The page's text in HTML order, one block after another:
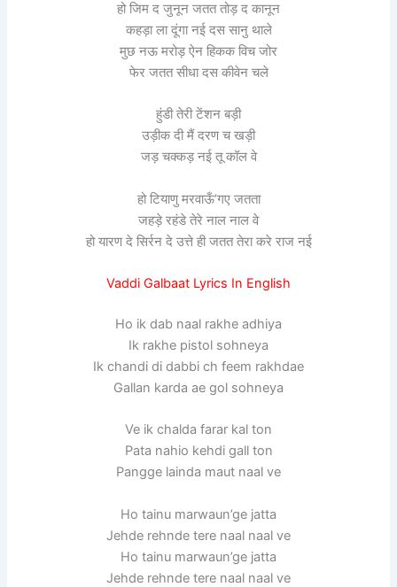
हो जिम द जुनून जतत तोड़ द कानून
कहड़ा ला दूंगा नई दस सानु थाले
मुछ नऊ मरोड़ ऐन हिकक विच जोर
फेर जतत सीधा दस कीवेन चले
हुंडी तेरी टेंशन बड़ी
उड़ीक दी मैं दरण च खड़ी
जड़ चक्कड़ नई तू कॉल वे
हो टियाणु मरवाऊँ’गए जतता
जहड़े रहंडे तेरे नाल नाल वे
हो यारण दे सिर्रन दे उत्ते ही जतत तेरा करे राज नई
Vaddi Galbaat Lyrics In English
Ho ik dab naal rakhe adhiya
Ik rakhe pistol sohneya
Ik chandi di dabbi ch feem rakhdae
Gallan karda ae gol sohneya
Ve ik chalda farar kal ton
Pata nahio kehdi gall ton
Pangge lainda maut naal ve
Ho tainu marwaun’ge jatta
Jehde rehnde tere naal naal ve
Ho tainu marwaun’ge jatta
Jehde rehnde tere naal naal ve